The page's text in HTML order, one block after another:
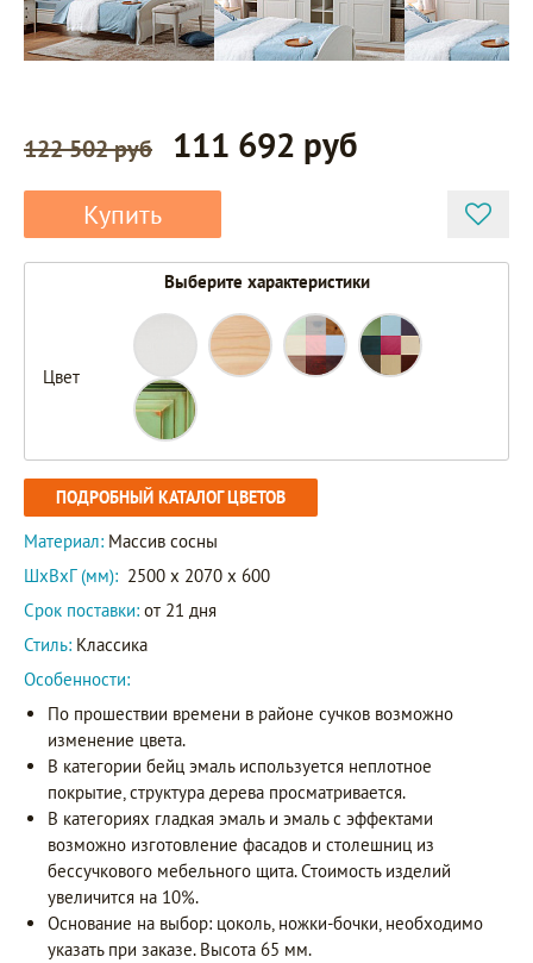
122 502 руб 111 692 руб
Купить
Выберите характеристики
Цвет
ПОДРОБНЫЙ КАТАЛОГ ЦВЕТОВ
Материал: Массив сосны
ШxВxГ (мм): 2500 x 2070 x 600
Срок поставки: от 21 дня
Стиль: Классика
Особенности:
По прошествии времени в районе сучков возможно
изменение цвета.
В категории бейц эмаль используется неплотное
покрытие, структура дерева просматривается.
В категориях гладкая эмаль и эмаль с эффектами
возможно изготовление фасадов и столешниц из
бессучкового мебельного щита. Стоимость изделий
увеличится на 10%.
Основание на выбор: цоколь, ножки-бочки, необходимо
указать при заказе. Высота 65 мм.